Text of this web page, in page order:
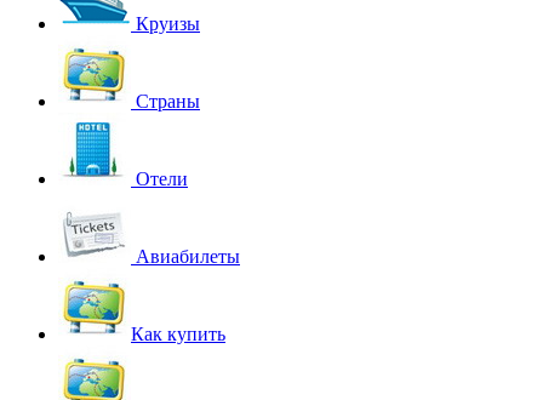
Круизы
Страны
Отели
Авиабилеты
Как купить